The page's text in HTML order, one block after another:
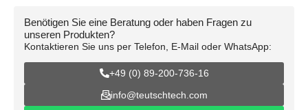
Benötigen Sie eine Beratung oder haben Fragen zu
unseren Produkten?
Kontaktieren Sie uns per Telefon, E-Mail oder WhatsApp:
+49 (0) 89-200-736-16
info@teutschtech.com